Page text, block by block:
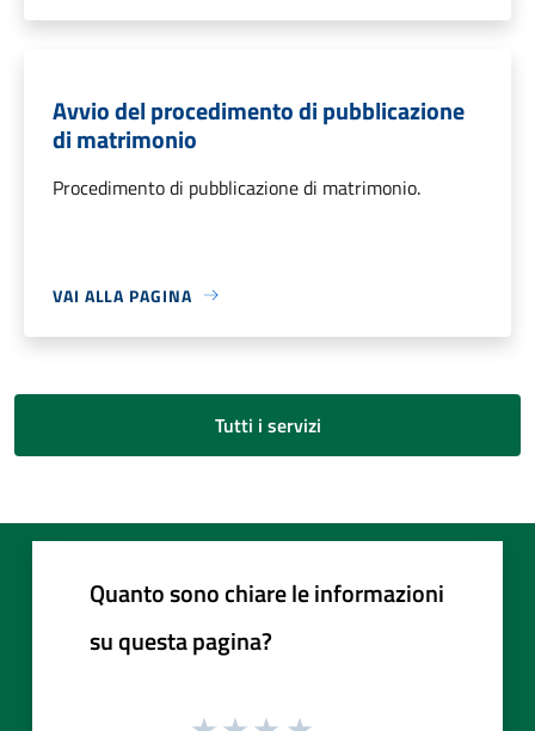
Avvio del procedimento di pubblicazione
di matrimonio
Procedimento di pubblicazione di matrimonio.
VAI ALLA PAGINA
Tutti i servizi
Quanto sono chiare le informazioni
su questa pagina?